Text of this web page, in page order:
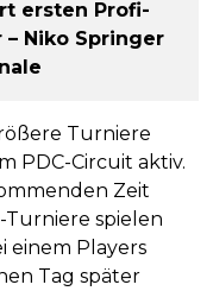
ersten Profi-
Niko Springer
Turniere
PDC-Circuit aktiv.
Zeit
Turniere spielen
einem Players
Tag später